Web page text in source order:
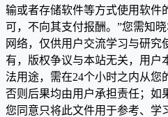
输或者存储软件等方式使用软件
可，不向其支付报酬。”您需知
网络，仅供用户交流学习与研究
有，版权争议与本站无关，用户
法用途，需在24个小时之内从您
否则后果均由用户承担责任；如
您同意只将此文件用于参考、学